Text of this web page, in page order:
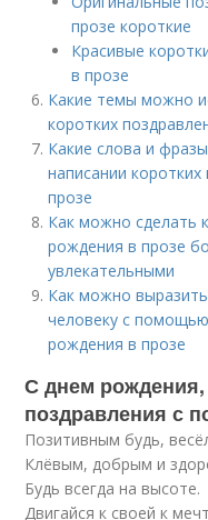
прозе короткие
Красивые
в прозе
Какие темы можно
коротких
Какие слова и
написании
прозе
Как можно сделать
рождения в прозе
увлекательными
Как можно
человеку с
рождения в прозе
С днем
поздравления с
Позитивным будь,
Клёвым, добрым и
Будь всегда на высоте.
Двигайся к своей к